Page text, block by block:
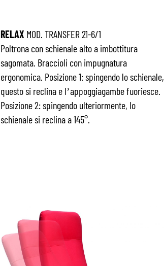
RELAX MOD. TRANSFER 21-6/1
Poltrona con schienale alto a imbottitura
sagomata. Braccioli con impugnatura
ergonomica. Posizione 1: spingendo lo schienale,
questo si reclina e l’appoggiagambe fuoriesce.
Posizione 2: spingendo ulteriormente, lo
schienale si reclina a 145°.